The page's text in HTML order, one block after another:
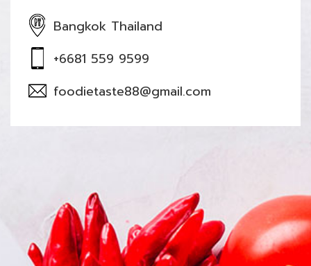
Bangkok Thailand
+6681 559 9599
foodietaste88@gmail.com